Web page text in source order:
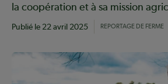
la coopération et à sa mission
Publié le 22 avril 2025 REPORTAGE DE FERME